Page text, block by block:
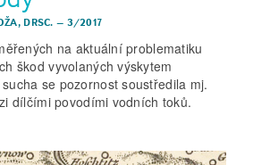
DRSC. – 3/2017
na aktuální problematiku
škod vyvolaných výskytem
se pozornost soustředila mj.
dílčími povodími vodních toků.